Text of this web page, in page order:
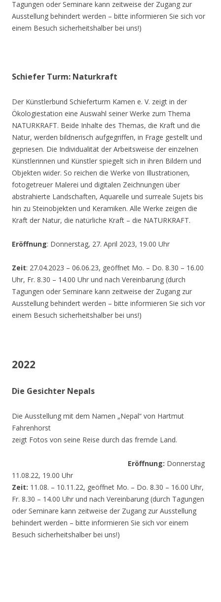
Tagungen oder Seminare kann zeitweise der Zugang zur
Ausstellung behindert werden – bitte informieren Sie sich vor
einem Besuch sicherheitshalber bei uns!)
Schiefer Turm: Naturkraft
Der Künstlerbund Schieferturm Kamen e. V. zeigt in der
Ökologiestation eine Auswahl seiner Werke zum Thema
NATURKRAFT. Beide Inhalte des Themas, die Kraft und die
Natur, werden bildnerisch aufgegriffen, in Frage gestellt und
gepriesen. Die Individualität der Arbeitsweise der einzelnen
Künstlerinnen und Künstler spiegelt sich in ihren Bildern und
Objekten wider. So reichen die Werke von Illustrationen,
fotogetreuer Malerei und digitalen Zeichnungen über
abstrahierte Landschaften, Aquarelle und surreale Sujets bis
hin zu Steinobjekten und Keramiken. Alle Werke zeigen die
Kraft der Natur, die natürliche Kraft – die NATURKRAFT.
Eröffnung: Donnerstag, 27. April 2023, 19.00 Uhr
Zeit: 27.04.2023 – 06.06.23, geöffnet Mo. – Do. 8.30 – 16.00
Uhr, Fr. 8.30 – 14.00 Uhr und nach Vereinbarung (durch
Tagungen oder Seminare kann zeitweise der Zugang zur
Ausstellung behindert werden – bitte informieren Sie sich vor
einem Besuch sicherheitshalber bei uns!)
2022
Die Gesichter Nepals
Die Ausstellung mit dem Namen „Nepal“ von Hartmut
Fahrenhorst
zeigt Fotos von seine Reise durch das fremde Land.
Eröffnung: Donnerstag
11.08.22, 19.00 Uhr
Zeit: 11.08. – 10.11.22, geöffnet Mo. – Do. 8.30 – 16.00 Uhr,
Fr. 8.30 – 14.00 Uhr und nach Vereinbarung (durch Tagungen
oder Seminare kann zeitweise der Zugang zur Ausstellung
behindert werden – bitte informieren Sie sich vor einem
Besuch sicherheitshalber bei uns!)